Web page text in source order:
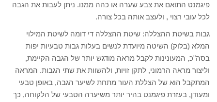
פיגמנט התואם את צבע שערה או כהה ממנו. ניתן לעבות את הגבה
לכל עובי רצוי , ולעצב אותה בכל צורה.
גבות בשיטת ההצללה: שיטת ההצללה די דומה לשיטת המילוי
המלא (בלוק) השיטה מיועדת לנשים בעלות גבות טבעיות יפות
בסה"כ, המעונינות לקבל מראה מודגש יותר של הגבה הקיימת,
וליצור מראה הרמוני, לתקן זויות, ולהשוות את שתי הגבות. המראה
המתקבל הוא של הצללת העור מתחת לשיער הגבה, באופן טבעי
ומעודן, בעזרת פיגמנט בהיר יותר משיערה הטבעי של הלקוחה, כך